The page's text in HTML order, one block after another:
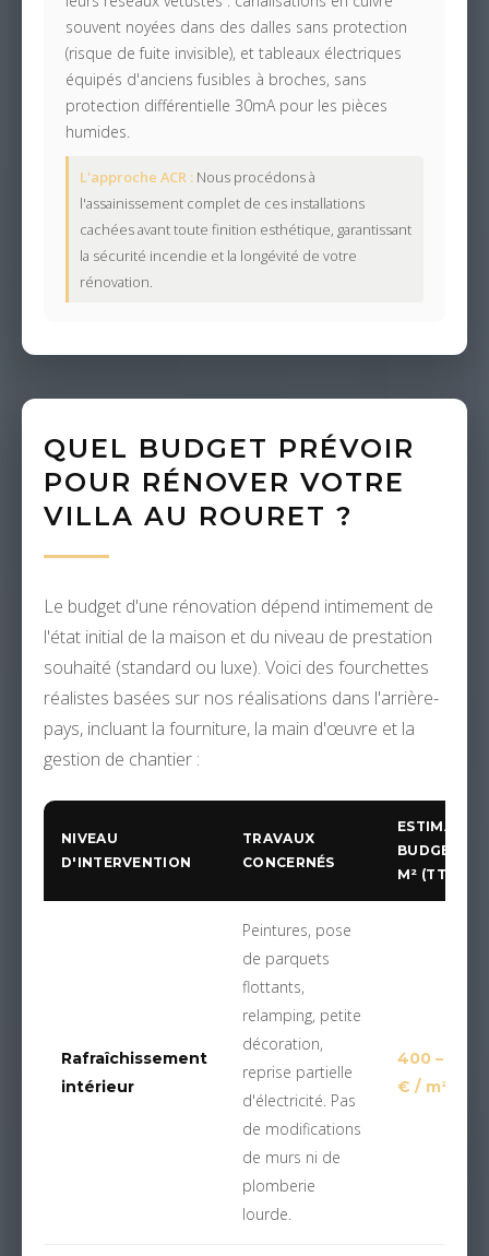
souvent noyées dans des dalles sans protection
(risque de fuite invisible), et tableaux électriques
équipés d'anciens fusibles à broches, sans
protection différentielle 30mA pour les pièces
humides.
L'approche ACR : Nous procédons à
l'assainissement complet de ces installations
cachées avant toute finition esthétique, garantissant
la sécurité incendie et la longévité de votre
rénovation.
QUEL BUDGET PRÉVOIR
POUR RÉNOVER VOTRE
VILLA AU ROURET ?
Le budget d'une rénovation dépend intimement de
l'état initial de la maison et du niveau de prestation
souhaité (standard ou luxe). Voici des fourchettes
réalistes basées sur nos réalisations dans l'arrière-
pays, incluant la fourniture, la main d'œuvre et la
gestion de chantier :
NIVEAU
D'INTERVENTION
TRAVAUX
CONCERNÉS
BUDGET AU
M² (TTC)
Rafraîchissement
intérieur
Peintures, pose
de parquets
flottants,
relamping, petite
décoration,
reprise partielle
d'électricité. Pas
de modifications
de murs ni de
plomberie
lourde.
400 – 700
€ / m²